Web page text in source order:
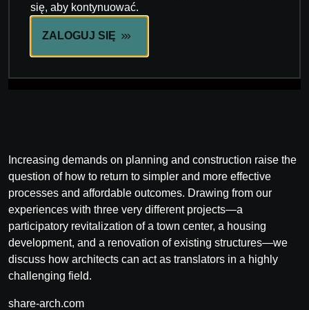
się, aby kontynuować.
ZALOGUJ SIĘ
Increasing demands on planning and construction raise the
question of how to return to simpler and more effective
processes and affordable outcomes. Drawing from our
experiences with three very different projects—a
participatory revitalization of a town center, a housing
development, and a renovation of existing structures—we
discuss how architects can act as translators in a highly
challenging field.
share-arch.com